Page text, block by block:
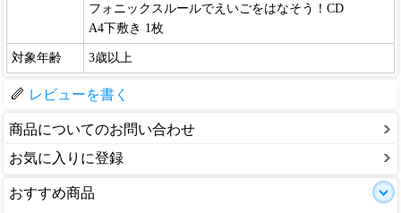
フォニックスルールでえいごをはなそう！CD
A4下敷き 1枚
対象年齢 3歳以上
レビューを書く
商品についてのお問い合わせ
お気に入りに登録
おすすめ商品